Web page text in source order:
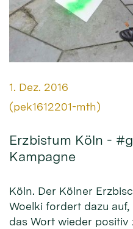
Datum:
1. Dez. 2016
Von:
(pek1612201-mth)
Erzbistum Köln -
Kampagne
Köln. Der Kölner
Woelki fordert dazu
das Wort wieder positiv